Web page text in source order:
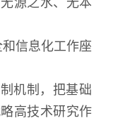
信息化工作座
机制，把基础
高技术研究作